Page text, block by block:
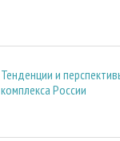
Тенденции и
комплекса России